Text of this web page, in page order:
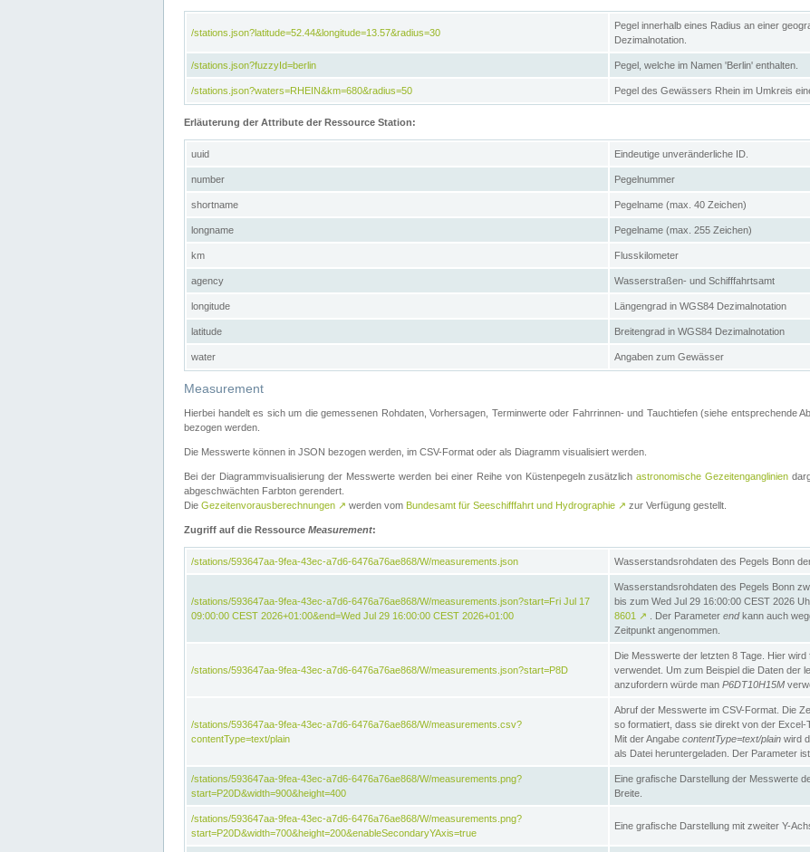
/stations.json?latitude=52.44&longitude=13.57&radius=30
Pegel innerhalb eines Radius an einer
Dezimalnotation.
/stations.json?fuzzyId=berlin Pegel, welche im Namen 'Berlin' enthalten.
/stations.json?waters=RHEIN&km=680&radius=50 Pegel des Gewässers Rhein im Umkreis
Erläuterung der Attribute der Ressource Station:
uuid Eindeutige unveränderliche ID.
number Pegelnummer
shortname Pegelname (max. 40 Zeichen)
longname Pegelname (max. 255 Zeichen)
km Flusskilometer
agency Wasserstraßen- und Schifffahrtsamt
longitude Längengrad in WGS84 Dezimalnotation
latitude Breitengrad in WGS84 Dezimalnotation
water Angaben zum Gewässer
Measurement
Hierbei handelt es sich um die gemessenen Rohdaten, Vorhersagen, Terminwerte oder Fahrrinnen- und Tauchtiefen (siehe entsprechende
bezogen werden.
Die Messwerte können in JSON bezogen werden, im CSV-Format oder als Diagramm visualisiert werden.
Bei der Diagrammvisualisierung der Messwerte werden bei einer Reihe von Küstenpegeln zusätzlichastronomische Gezeitenganglinien
abgeschwächten Farbton gerendert.
Die Gezeitenvorausberechnungen ↗ werden vom Bundesamt für Seeschifffahrt und Hydrographie ↗ zur Verfügung gestellt.
Zugriff auf die Ressource Measurement:
/stations/593647aa-9fea-43ec-a7d6-6476a76ae868/W/measurements.json Wasserstandsrohdaten des Pegels Bonn
/stations/593647aa-9fea-43ec-a7d6-6476a76ae868/W/measurements.json?start=Fri Jul 17
09:00:00 CEST 2026+01:00&end=Wed Jul 29 16:00:00 CEST 2026+01:00
Wasserstandsrohdaten des Pegels Bonn
bis zum Wed Jul 29 16:00:00 CEST 2026
8601
↗ . Der Parameter endkann auch
Zeitpunkt angenommen.
/stations/593647aa-9fea-43ec-a7d6-6476a76ae868/W/measurements.json?start=P8D
Die Messwerte der letzten 8 Tage. Hier wird
verwendet. Um zum Beispiel die Daten der
anzufordern würde man P6DT10H15M
/stations/593647aa-9fea-43ec-a7d6-6476a76ae868/W/measurements.csv?
contentType=text/plain
Abruf der Messwerte im CSV-Format. Die
so formatiert, dass sie direkt von der Excel-
Mit der Angabe contentType=text/plain wird
als Datei heruntergeladen. Der Parameter
/stations/593647aa-9fea-43ec-a7d6-6476a76ae868/W/measurements.png?
start=P20D&width=900&height=400
Eine grafische Darstellung der Messwerte
Breite.
/stations/593647aa-9fea-43ec-a7d6-6476a76ae868/W/measurements.png?
start=P20D&width=700&height=200&enableSecondaryYAxis=true
Eine grafische Darstellung mit zweiter Y-